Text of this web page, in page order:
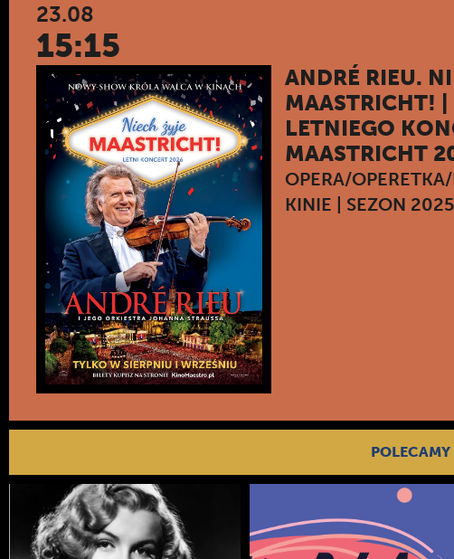
23.08
15:15
ANDRÉ RIEU.
MAASTRICHT! |
LETNIEGO
MAASTRICHT
OPERA/
KINIE | SEZON
POLECAMY